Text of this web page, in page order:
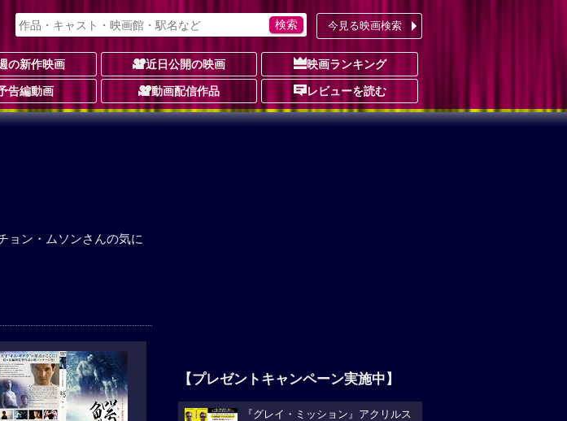
今見る映画検索
の新作映画 近日公開の映画 映画ランキング
告編動画 動画配信作品 レビューを読む
ョン・ムソンさんの気に
【プレゼントキャンペーン実施中】
『グレイ・ミッション』アクリルス